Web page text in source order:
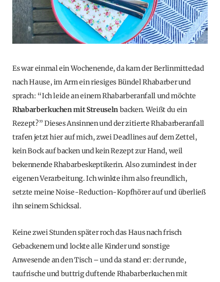
Es war einmal ein Wochenende, da kam der Berlinmittedad
nach Hause, im Arm ein riesiges Bündel Rhabarber und
sprach: “Ich leide an einem Rhabarberanfall und möchte
Rhabarberkuchen mit Streuselnbacken. Weißt du ein
Rezept?” Dieses Ansinnen und der zitierte Rhabarberanfall
trafen jetzt hier auf mich, zwei Deadlines auf dem Zettel,
kein Bock auf backen und kein Rezept zur Hand, weil
bekennende Rhabarbeskeptikerin. Also zumindest in der
eigenen Verarbeitung. Ich winkte ihm also freundlich,
setzte meine Noise-Reduction-Kopfhörer auf und überließ
ihn seinem Schicksal.
Keine zwei Stunden später roch das Haus nach frisch
Gebackenem und lockte alle Kinder und sonstige
Anwesende an den Tisch – und da stand er: der runde,
taufrische und buttrig duftende Rhabarberkuchen mit